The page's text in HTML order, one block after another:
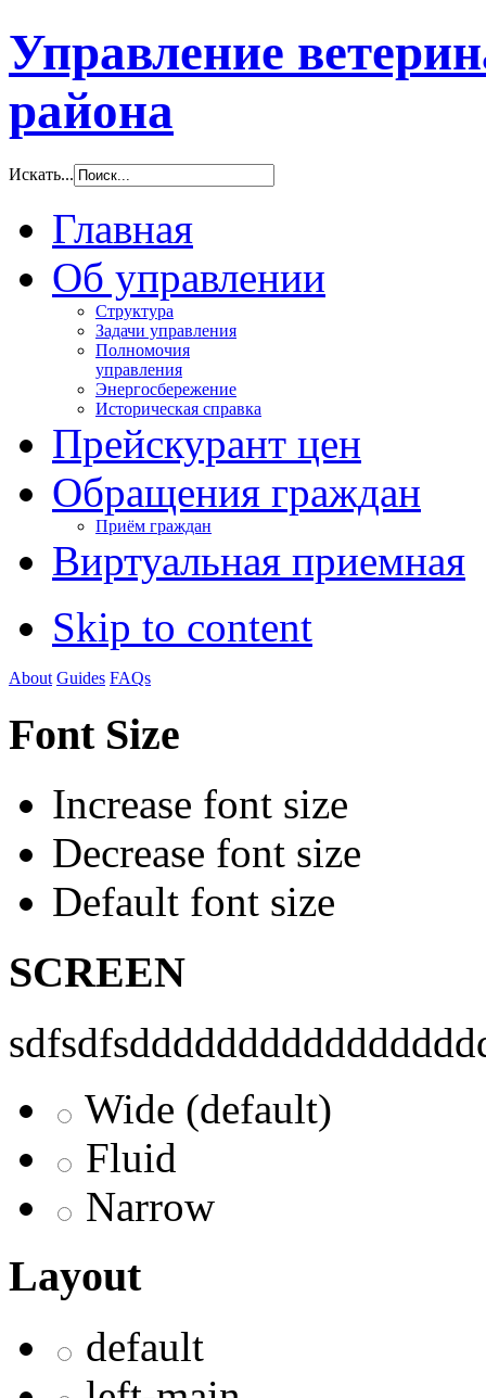
Управление
района
Искать...
Главная
Об управлении
Структура
Задачи управления
Полномочия
управления
Энергосбережение
Историческая справка
Прейскурант цен
Обращения граждан
Приём граждан
Виртуальная приемная
Skip to content
About Guides FAQs
Font Size
Increase font size
Decrease font size
Default font size
SCREEN
Wide (default)
Fluid
Narrow
Layout
default